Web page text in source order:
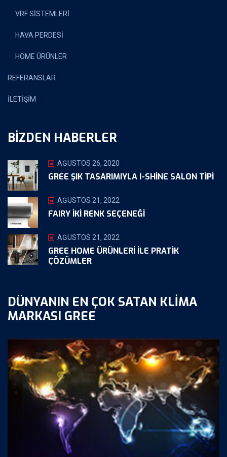
VRF SİSTEMLERİ
HAVA PERDESİ
HOME ÜRÜNLER
REFERANSLAR
İLETİŞİM
BIZDEN HABERLER
AĞUSTOS 26, 2020
GREE ŞIK TASARIMIYLA I-SHINE SALON TIPI
AĞUSTOS 21, 2022
FAIRY İKİ RENK SEÇENEĞİ
AĞUSTOS 21, 2022
GREE HOME ÜRÜNLERI ILE PRATIK
ÇÖZÜMLER
DÜNYANIN EN ÇOK SATAN KLIMA
MARKASI GREE